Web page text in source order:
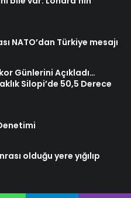
NATO’dan Türkiye mesajı
Günlerini Açıkladı…
Silopi’de 50,5 Derece
olduğu yere yığılıp